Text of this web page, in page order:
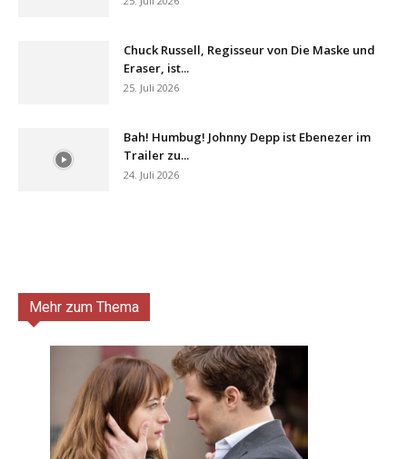
Chuck Russell, Regisseur von Die Maske und
Eraser, ist...
25. Juli 2026
Bah! Humbug! Johnny Depp ist Ebenezer im
Trailer zu...
24. Juli 2026
Mehr zum Thema